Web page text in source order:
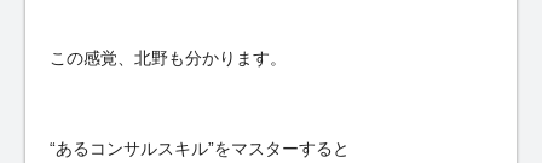
この感覚、北野も分かります。
“あるコンサルスキル”をマスターすると